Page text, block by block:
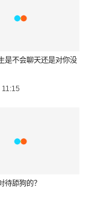
是不会聊天还是对你没
待舔狗的？